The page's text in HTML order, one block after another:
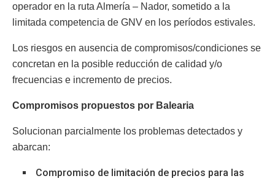
operador en la ruta Almería – Nador, sometido a la
limitada competencia de GNV en los períodos estivales.
Los riesgos en ausencia de compromisos/condiciones se
concretan en la posible reducción de calidad y/o
frecuencias e incremento de precios.
Compromisos propuestos por Balearia
Solucionan parcialmente los problemas detectados y
abarcan:
Compromiso de limitación de precios para las